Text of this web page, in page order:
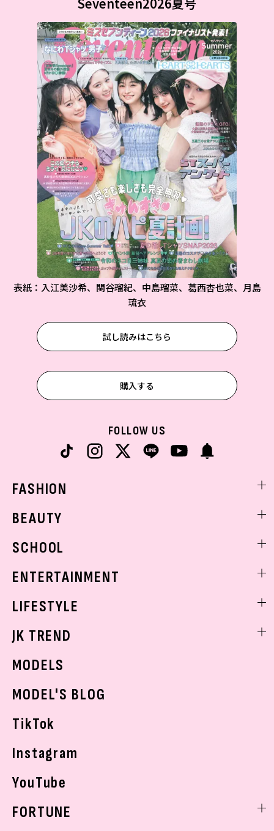
表紙：入江美沙希、関谷瑠紀、中島瑠菜、葛西杏也菜、月島
琉衣
試し読みはこちら
購入する
FOLLOW US
FASHION
着回し
BEAUTY
ベストコスメ
ボディケア
SCHOOL
学校ヘアメイク
ENTERTAINMENT
K-POP
LIFESTYLE
モデルの購入品
JK TREND
MODELS
MODEL'S BLOG
TikTok
Instagram
YouTube
FORTUNE